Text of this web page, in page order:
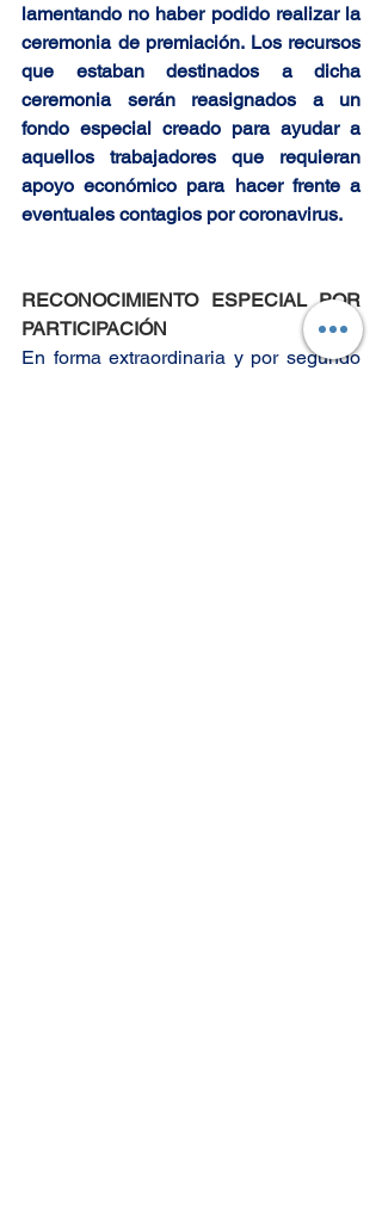
lamentando no haber podido realizar la
ceremonia de premiación. Los recursos
que estaban destinados a dicha
ceremonia serán reasignados a un
fondo especial creado para ayudar a
aquellos trabajadores que requieran
apoyo económico para hacer frente a
eventuales contagios por coronavirus.
RECONOCIMIENTO ESPECIAL POR
PARTICIPACIÓN
En forma extraordinaria y por segundo